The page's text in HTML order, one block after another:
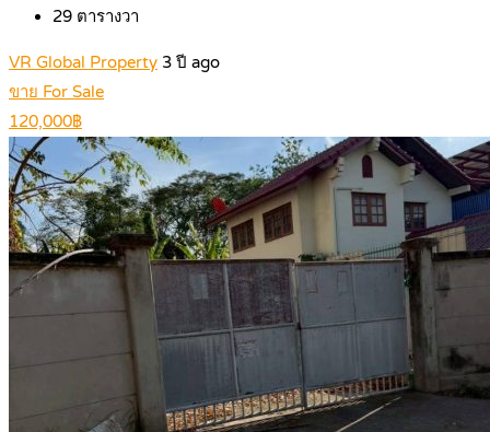
29 ตารางวา
VR Global Property 3 ปี ago
ขาย For Sale
120,000฿